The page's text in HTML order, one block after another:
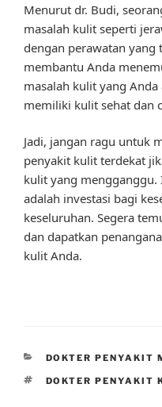
Menurut dr. Budi,
masalah kulit seperti
dengan perawatan yang
membantu Anda
masalah kulit yang
memiliki kulit sehat dan
Jadi, jangan ragu untuk
penyakit kulit terdekat
kulit yang
adalah investasi bagi
keseluruhan. Segera
dan dapatkan
kulit Anda.
CATEGORIES
DOKTER PENYAKIT
TAGS
DOKTER PENYAKIT